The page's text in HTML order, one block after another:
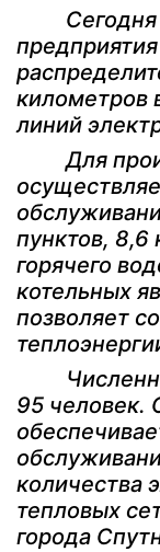
Сегодня
километров
линий
Для
пунктов, 8,6
горячего
котельных
позволяет
95 человек.
количества
тепловых
города